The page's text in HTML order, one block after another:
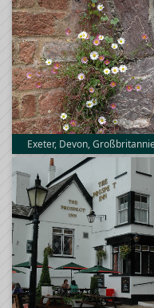
Exeter, Devon,